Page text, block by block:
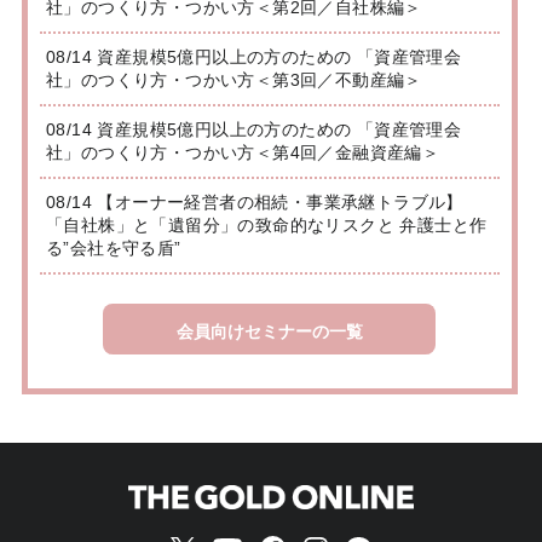
社」のつくり方・つかい方＜第2回／自社株編＞
08/14 資産規模5億円以上の方のための 「資産管理会
社」のつくり方・つかい方＜第3回／不動産編＞
08/14 資産規模5億円以上の方のための 「資産管理会
社」のつくり方・つかい方＜第4回／金融資産編＞
08/14 【オーナー経営者の相続・事業承継トラブル】
「自社株」と「遺留分」の致命的なリスクと 弁護士と作
る”会社を守る盾”
会員向けセミナーの一覧